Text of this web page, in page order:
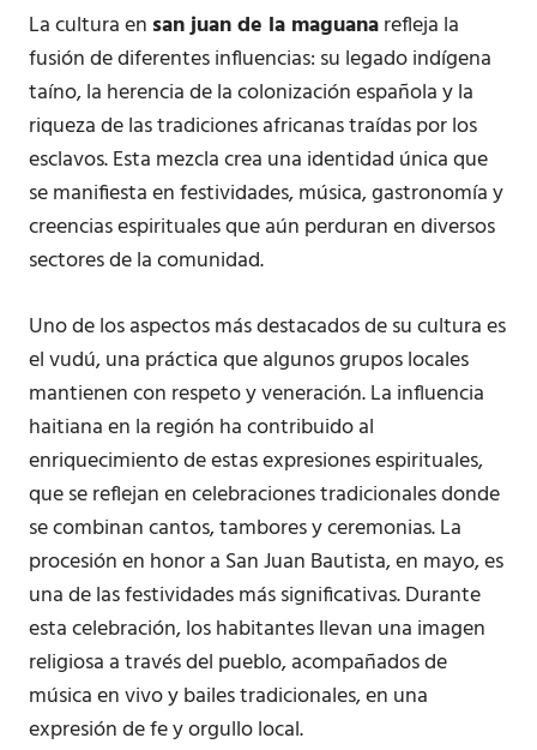
La cultura en san juan de la maguanarefleja la
fusión de diferentes influencias: su legado indígena
taíno, la herencia de la colonización española y la
riqueza de las tradiciones africanas traídas por los
esclavos. Esta mezcla crea una identidad única que
se manifiesta en festividades, música, gastronomía y
creencias espirituales que aún perduran en diversos
sectores de la comunidad.
Uno de los aspectos más destacados de su cultura es
el vudú, una práctica que algunos grupos locales
mantienen con respeto y veneración. La influencia
haitiana en la región ha contribuido al
enriquecimiento de estas expresiones espirituales,
que se reflejan en celebraciones tradicionales donde
se combinan cantos, tambores y ceremonias. La
procesión en honor a San Juan Bautista, en mayo, es
una de las festividades más significativas. Durante
esta celebración, los habitantes llevan una imagen
religiosa a través del pueblo, acompañados de
música en vivo y bailes tradicionales, en una
expresión de fe y orgullo local.